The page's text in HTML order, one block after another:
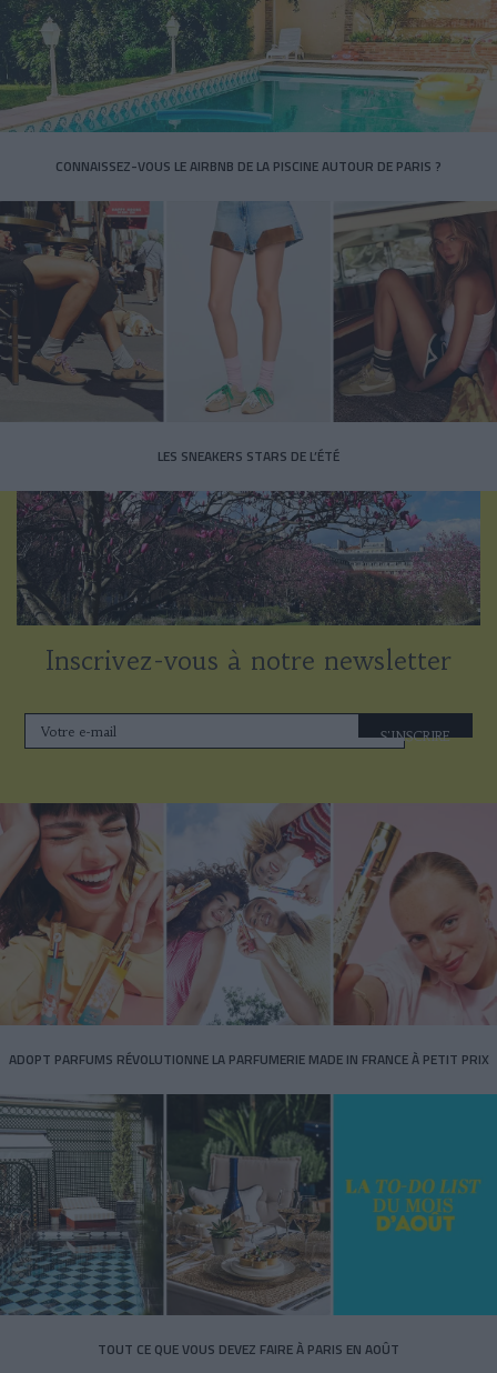
CONNAISSEZ-VOUS LE AIRBNB DE LA PISCINE AUTOUR DE PARIS ?
LES SNEAKERS STARS DE L’ÉTÉ
Inscrivez-vous à notre newsletter
S'INSCRIRE
ADOPT PARFUMS RÉVOLUTIONNE LA PARFUMERIE MADE IN FRANCE À PETIT PRIX
TOUT CE QUE VOUS DEVEZ FAIRE À PARIS EN AOÛT